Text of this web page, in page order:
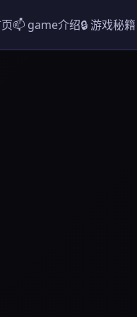
📫 game介绍🔒 游戏秘籍